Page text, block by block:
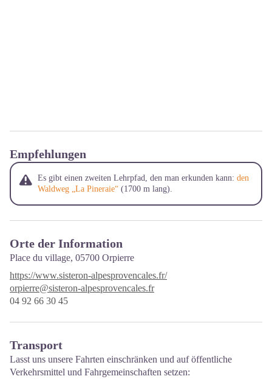
Empfehlungen
Es gibt einen zweiten Lehrpfad, den man erkunden kann: den
Waldweg „La Pineraie“ (1700 m lang).
Orte der Information
Place du village, 05700 Orpierre
https://www.sisteron-alpesprovencales.fr/
orpierre@sisteron-alpesprovencales.fr
04 92 66 30 45
Transport
Lasst uns unsere Fahrten einschränken und auf öffentliche
Verkehrsmittel und Fahrgemeinschaften setzen: